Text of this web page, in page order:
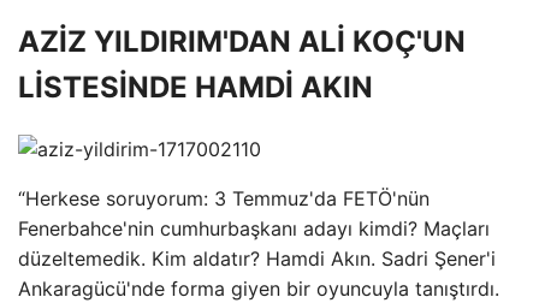
AZİZ YILDIRIM'DAN ALİ KOÇ'UN
LİSTESİNDE HAMDİ AKIN
“Herkese soruyorum: 3 Temmuz'da FETÖ'nün
Fenerbahce'nin cumhurbaşkanı adayı kimdi? Maçları
düzeltemedik. Kim aldatır? Hamdi Akın. Sadri Şener'i
Ankaragücü'nde forma giyen bir oyuncuyla tanıştırdı.